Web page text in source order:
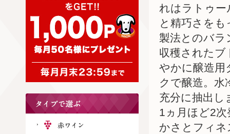
れはラトゥー
と精巧さを
製法とのバラ
収穫されたブ
やかに醸造用
クで醸造。水
充分に抽出し
1ヵ月ほど2
かさとフィ